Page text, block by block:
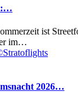
ist
im…
2026…